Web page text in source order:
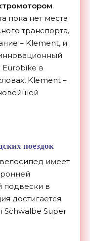
.
пока нет места
транспорта,
– Klement, и
Eurobike в
Klement –
поездок
имеет
подвески в
достигается
Schwalbe Super